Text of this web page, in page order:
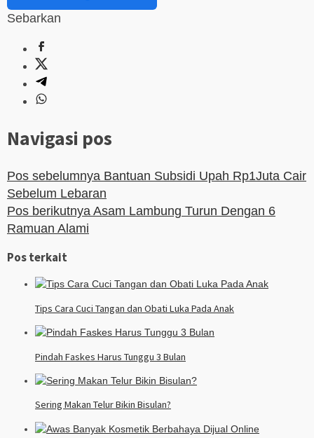
Sebarkan
Navigasi pos
Pos sebelumnya Bantuan Subsidi Upah Rp1Juta Cair
Sebelum Lebaran
Pos berikutnya Asam Lambung Turun Dengan 6
Ramuan Alami
Pos terkait
Tips Cara Cuci Tangan dan Obati Luka Pada Anak
Pindah Faskes Harus Tunggu 3 Bulan
Sering Makan Telur Bikin Bisulan?